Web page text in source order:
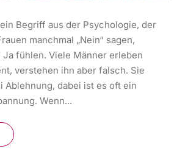
Begriff aus der Psychologie, der
manchmal „Nein“ sagen,
fühlen. Viele Männer erleben
verstehen ihn aber falsch. Sie
Ablehnung, dabei ist es oft ein
Wenn...